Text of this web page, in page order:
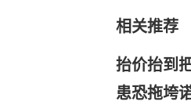
相关推荐
抬价抬到
患恐拖垮